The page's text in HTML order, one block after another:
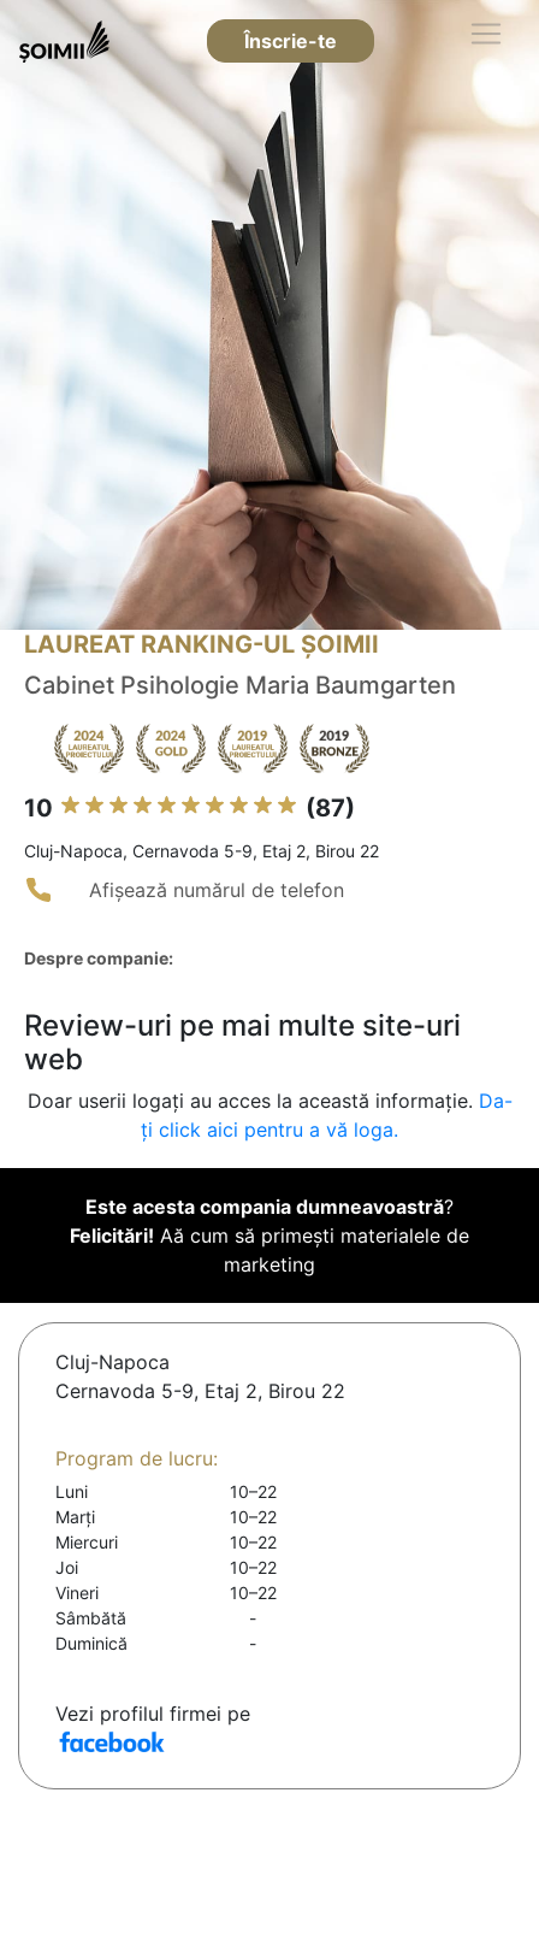
Înscrie-te
LAUREAT RANKING-UL ȘOIMII
Cabinet Psihologie Maria Baumgarten
10 (87)
Cluj-Napoca, Cernavoda 5-9, Etaj 2, Birou 22
Afișează numărul de telefon
Despre companie:
Review-uri pe mai multe site-uri
web
Doar userii logați au acces la această informație. Da-
ți click aici pentru a vă loga.
Este acesta compania dumneavoastră?
Felicitări! Aă cum să primești materialele de
marketing
Cluj-Napoca
Cernavoda 5-9, Etaj 2, Birou 22
Program de lucru:
Luni
10–22
Marți
10–22
Miercuri
10–22
Joi
10–22
Vineri
10–22
Sâmbătă
-
Duminică
-
Vezi profilul firmei pe